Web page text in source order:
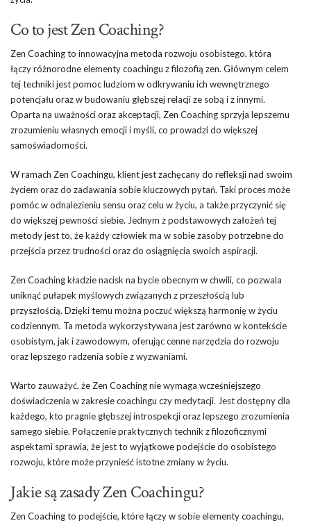
Co to jest Zen Coaching?
Zen Coaching to innowacyjna metoda rozwoju osobistego, która
łączy różnorodne elementy coachingu z filozofią zen. Głównym celem
tej techniki jest pomoc ludziom w odkrywaniu ich wewnętrznego
potencjału oraz w budowaniu głębszej relacji ze sobą i z innymi.
Oparta na uważności oraz akceptacji, Zen Coaching sprzyja lepszemu
zrozumieniu własnych emocji i myśli, co prowadzi do większej
samoświadomości.
W ramach Zen Coachingu, klient jest zachęcany do refleksji nad swoim
życiem oraz do zadawania sobie kluczowych pytań. Taki proces może
pomóc w odnalezieniu sensu oraz celu w życiu, a także przyczynić się
do większej pewności siebie. Jednym z podstawowych założeń tej
metody jest to, że każdy człowiek ma w sobie zasoby potrzebne do
przejścia przez trudności oraz do osiągnięcia swoich aspiracji.
Zen Coaching kładzie nacisk na bycie obecnym w chwili, co pozwala
uniknąć pułapek myślowych związanych z przeszłością lub
przyszłością. Dzięki temu można poczuć większą harmonię w życiu
codziennym. Ta metoda wykorzystywana jest zarówno w kontekście
osobistym, jak i zawodowym, oferując cenne narzędzia do rozwoju
oraz lepszego radzenia sobie z wyzwaniami.
Warto zauważyć, że Zen Coaching nie wymaga wcześniejszego
doświadczenia w zakresie coachingu czy medytacji. Jest dostępny dla
każdego, kto pragnie głębszej introspekcji oraz lepszego zrozumienia
samego siebie. Połączenie praktycznych technik z filozoficznymi
aspektami sprawia, że jest to wyjątkowe podejście do osobistego
rozwoju, które może przynieść istotne zmiany w życiu.
Jakie są zasady Zen Coachingu?
Zen Coaching to podejście, które łączy w sobie elementy coachingu,